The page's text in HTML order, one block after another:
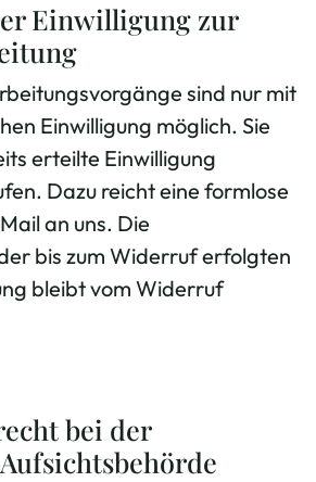
Einwilligung zur
sind nur mit
Einwilligung möglich. Sie
erteilte Einwilligung
Dazu reicht eine formlose
an uns. Die
bis zum Widerruf erfolgten
bleibt vom Widerruf
bei der